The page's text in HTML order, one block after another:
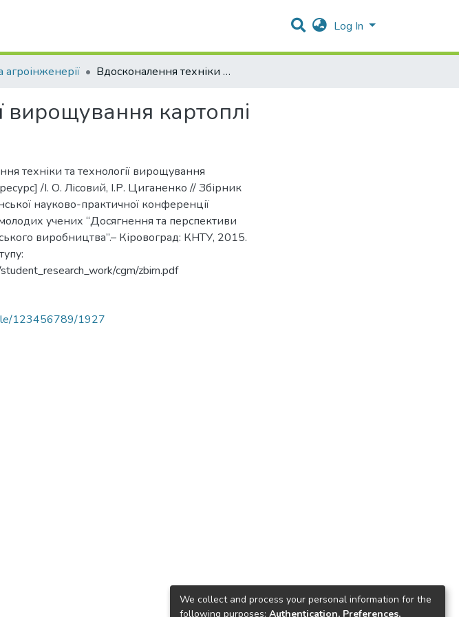
Log In
Вдосконалення техніки та технології вирощування картоплі
вирощування картоплі
техніки та технології вирощування
/І. О. Лісовий, І.Р. Циганенко // Збірник
науково-практичної конференції
молодих учених “Досягнення та перспективи
виробництва”.– Кіровоград: КНТУ, 2015.
cgm/zbirn.pdf
123456789/1927
We collect and process your personal information for the
following purposes: Authentication, Preferences,